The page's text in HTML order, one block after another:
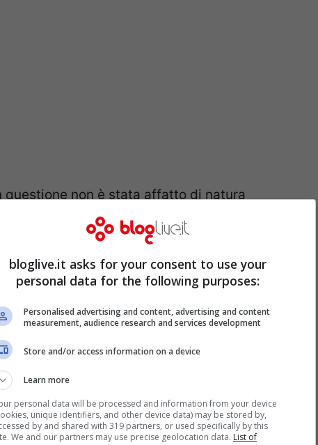
non è stata affatto di natura
legge costituzionale n.1 del 16 gennaio
garanzie e delle immunità previste
debba giudicare le condotte poste in
funzioni, uno dei quali appartenente
bloglive.it asks for your consent to use your
personal data for the following purposes:
Personalised advertising and content, advertising and content
measurement, audience research and services development
Store and/or access information on a device
Learn more
personal data will be processed and information from your device
unique identifiers, and other device data) may be stored by,
by and shared with 319 partners, or used specifically by this
We and our partners may use precise geolocation data. List of